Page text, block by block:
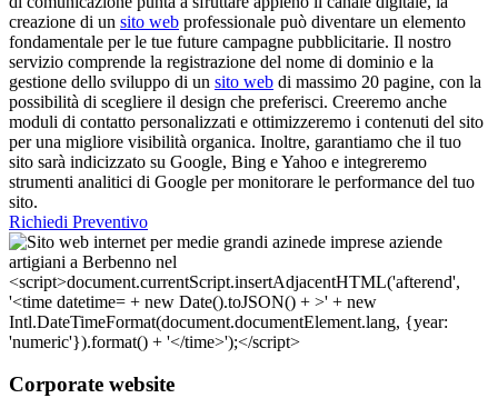
creazione di un sito web professionale può diventare un elemento
fondamentale per le tue future campagne pubblicitarie. Il nostro
servizio comprende la registrazione del nome di dominio e la
gestione dello sviluppo di un sito web di massimo 20 pagine, con la
possibilità di scegliere il design che preferisci. Creeremo anche
moduli di contatto personalizzati e ottimizzeremo i contenuti del sito
per una migliore visibilità organica. Inoltre, garantiamo che il tuo
sito sarà indicizzato su Google, Bing e Yahoo e integreremo
strumenti analitici di Google per monitorare le performance del tuo
sito.
Richiedi Preventivo
Corporate website